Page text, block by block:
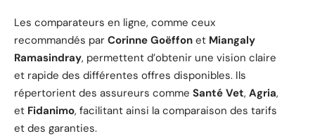
Les comparateurs en ligne, comme ceux
recommandés par Corinne Goëffon et Miangaly
Ramasindray, permettent d’obtenir une vision claire
et rapide des différentes offres disponibles. Ils
répertorient des assureurs comme Santé Vet, Agria,
et Fidanimo, facilitant ainsi la comparaison des tarifs
et des garanties.